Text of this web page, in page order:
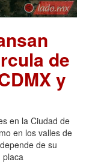
de
y
en la Ciudad de
en los valles de
de su
placa